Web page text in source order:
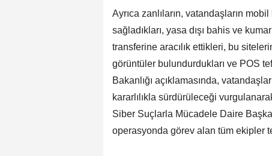
Ayrıca zanlıların, vatandaşların
sağladıkları, yasa dışı bahis ve
transferine aracılık ettikleri, bu
görüntüler bulundurdukları ve POS
Bakanlığı açıklamasında,
kararlılıkla sürdürüleceği
Siber Suçlarla Mücadele Daire
operasyonda görev alan tüm ekipler